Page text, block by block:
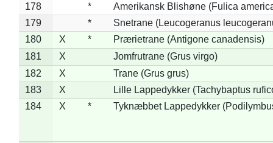
178
*
Amerikansk Blishøne (Fulica
179
*
Snetrane (Leucogeranus
180
X *
Prærietrane (Antigone canadensis)
181
X
Jomfrutrane (Grus virgo)
182
X
Trane (Grus grus)
183
X
Lille Lappedykker (Tachybaptus
184
X * Tyknæbbet Lappedykker